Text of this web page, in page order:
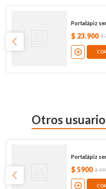
Portalápiz
$ 23.900 $
Otros
Portalápiz
$ 5900 $